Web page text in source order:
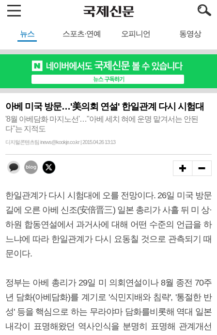
뉴스 스포츠·연예 오피니언 동영상
아베 미국 방문…'美의회 연설' 한일관계 다시 시험대
'8월 아베담화 마지노선'…"아베 세치 혀에 운명 맡겨서는 안된
다"는 지적도
디지털콘텐츠팀 inews@kookje.co.kr | 2015.04.26 13:13
한일관계가 다시 시험대에 오를 전망이다. 26일 미국 방문
길에 오른 아베 신조(安倍晋三) 일본 총리가 사흘 뒤 미 상·
하원 합동연설에서 과거사에 대해 어떤 수준의 언급을 하
느냐에 따라 한일관계가 다시 요동칠 것으로 관측되기 때
문이다.
정부는 아베 총리가 29일 미 의회연설이나 8월 종전 70주
년 담화(아베담화)를 계기로 '식민지배와 침략', '통절한 반
성' 등을 핵심으로 하는 무라야마 담화를비롯해 역대 일본
내각이 표명해왔던 역사인식을 분명히 표명해 관계개선